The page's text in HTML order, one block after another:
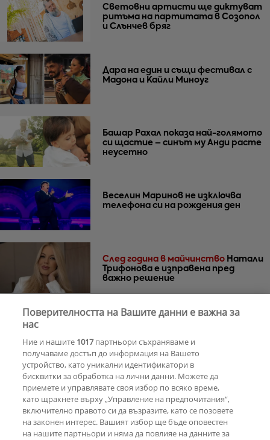
Световни артисти ще диктуват
ритъма на партитата в Созопол
и Слънчев бряг
Дара на един и същи фестивал с
Мадона и Кайли Миноуг
Башар Рахал показа най-голямото
си щастие – синът му Анди расте
неусетно
Веселин Маринов не изключва
телефона си на рождения ден
След година в майчинство Натали
Трифонова е изправена пред
важно решение
приятелки
РЕКЛАМА
КОМЕНТАРИ
Поверителността на Вашите данни е важна за
нас
Ние и нашите 1017партньори съхраняваме и
получаваме достъп до информация на Вашето
устройство, като уникални идентификатори в
бисквитки за обработка на лични данни. Можете да
приемете и управлявате своя избор по всяко време,
като щракнете върху „Управление на предпочитания“,
включително правото си да възразите, като се позовете
на законен интерес. Вашият избор ще бъде оповестен
на нашите партньори и няма да повлияе на данните за